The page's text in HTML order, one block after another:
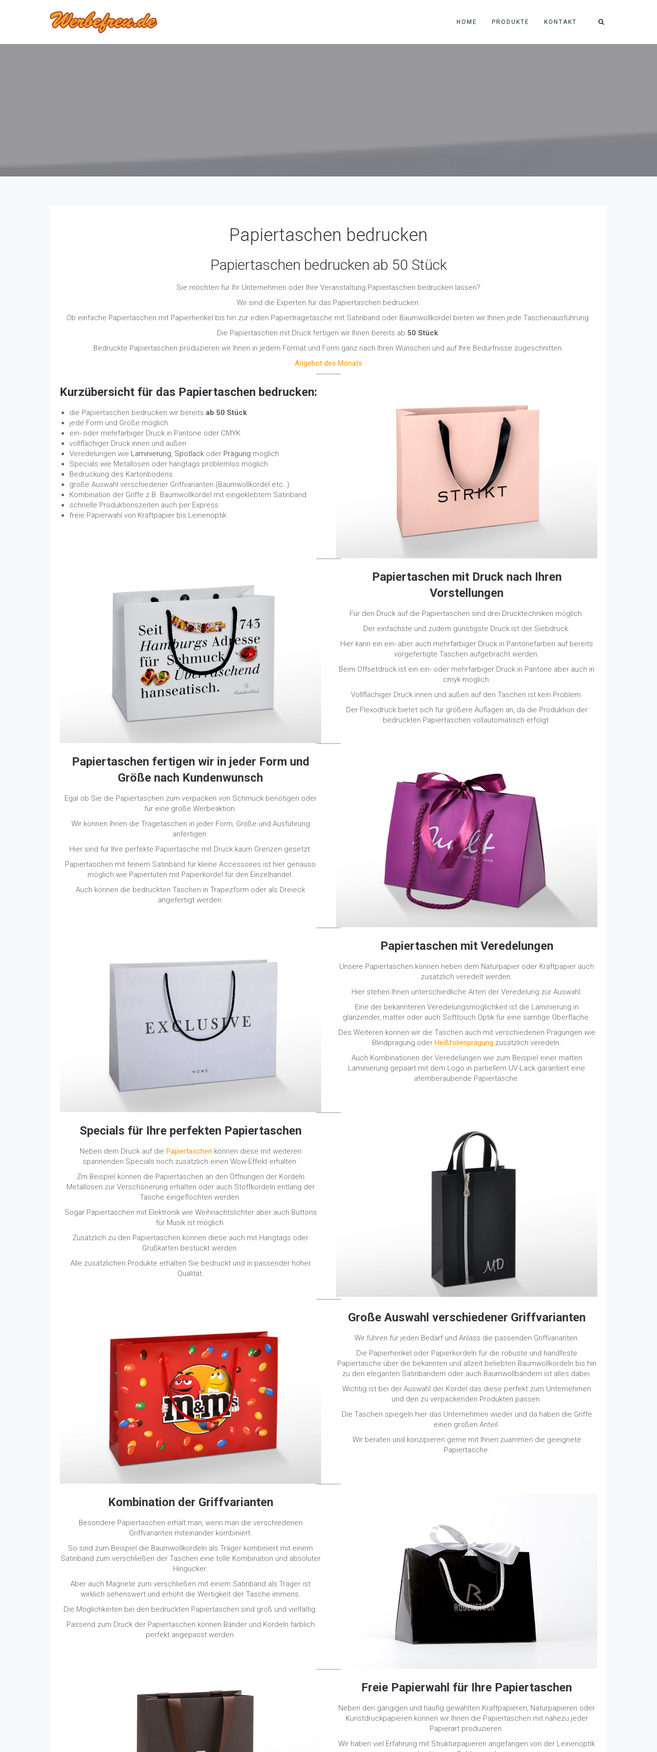
HOME PRODUKTE KONTAKT
Papiertaschen bedrucken
Papiertaschen bedrucken ab 50 Stück
Sie möchten für Ihr Unternehmen oder Ihre Veranstaltung Papiertaschen bedrucken lassen?
Wir sind die Experten für das Papiertaschen bedrucken.
Ob einfache Papiertaschen mit Papierhenkel bis hin zur edlen Papiertragetasche mit Satinband oder Baumwollkordel bieten wir Ihnen jede Taschenausführung.
Die Papiertaschen mit Druck fertigen wir Ihnen bereits ab 50 Stück.
Bedruckte Papiertaschen produzieren wir Ihnen in jedem Format und Form ganz nach Ihren Wünschen und auf Ihre Bedürfnisse zugeschnitten.
Angebot des Monats
Kurzübersicht für das Papiertaschen bedrucken:
die Papiertaschen bedrucken wir bereits ab 50 Stück
jede Form und Größe möglich
ein- oder mehrfarbiger Druck in Pantone oder CMYK
vollflächiger Druck innen und außen
Veredelungen wie Laminierung, Spotlack oder Prägung möglich
Specials wie Metallösen oder hangtags problemlos möglich
Bedruckung des Kartonbodens
große Auswahl verschiedener Griffvarianten (Baumwollkordel etc..)
Kombination der Griffe z.B. Baumwollkordel mit eingeklebtem Satinband
schnelle Produktionszeiten auch per Express
freie Papierwahl von Kraftpapier bis Leinenoptik
Papiertaschen mit Druck nach Ihren
Vorstellungen
Für den Druck auf die Papiertaschen sind drei Drucktechniken möglich.
Der einfachste und zudem günstigste Druck ist der Siebdruck.
Hier kann ein ein- aber auch mehrfarbiger Druck in Pantonefarben auf bereits
vorgefertigte Taschen aufgebracht werden.
Beim Offsetdruck ist ein ein- oder mehrfarbiger Druck in Pantone aber auch in
cmyk möglich.
Vollflächiger Druck innen und außen auf den Taschen ist kein Problem.
Der Flexodruck bietet sich für größere Auflagen an, da die Produktion der
bedruckten Papiertaschen vollautomatisch erfolgt.
Papiertaschen fertigen wir in jeder Form und
Größe nach Kundenwunsch
Egal ob Sie die Papiertaschen zum verpacken von Schmuck benötigen oder
für eine große Werbeaktion.
Wir können Ihnen die Tragetaschen in jeder Form, Größe und Ausführung
anfertigen.
Hier sind für Ihre perfekte Papiertasche mit Druck kaum Grenzen gesetzt.
Papiertaschen mit feinem Satinband für kleine Accessoires ist hier genauso
möglich wie Papiertüten mit Papierkordel für den Einzelhandel.
Auch können die bedruckten Taschen in Trapezform oder als Dreieck
angefertigt werden.
Papiertaschen mit Veredelungen
Unsere Papiertaschen können neben dem Naturpapier oder Kraftpapier auch
zusätzlich veredelt werden.
Hier stehen Ihnen unterschiedliche Arten der Veredelung zur Auswahl.
Eine der bekannteren Veredelungsmöglichkeit ist die Laminierung in
glänzender, matter oder auch Softtouch Optik für eine samtige Oberfläche.
Des Weiteren können wir die Taschen auch mit verschiedenen Prägungen wie
Blindprägung oder Heißfolienprägung zusätzlich veredeln.
Auch Kombinationen der Veredelungen wie zum Beispiel einer matten
Laminierung gepaart mit dem Logo in partiellem UV-Lack garantiert eine
atemberaubende Papiertasche.
Specials für Ihre perfekten Papiertaschen
Neben dem Druck auf die Papiertaschen können diese mit weiteren
spannenden Specials noch zusätzlich einen Wow-Effekt erhalten.
Zm Beispiel können die Papiertaschen an den Öffnungen der Kordeln
Metallösen zur Verschönerung erhalten oder auch Stoffkordeln entlang der
Tasche eingeflochten werden.
Sogar Papiertaschen mit Elektronik wie Weihnachtslichter aber auch Buttons
für Musik ist möglich.
Zusätzlich zu den Papiertaschen können diese auch mit Hangtags oder
Grußkarten bestückt werden.
Alle zusätzlichen Produkte erhalten Sie bedruckt und in passender hoher
Qualität.
Große Auswahl verschiedener Griffvarianten
Wir führen für jeden Bedarf und Anlass die passenden Griffvarianten.
Die Papierhenkel oder Papierkordeln für die robuste und handfeste
Papiertasche über die bekannten und allzeit beliebten Baumwollkordeln bis hin
zu den eleganten Satinbändern oder auch Baumwollbändern ist alles dabei.
Wichtig ist bei der Auswahl der Kordel das diese perfekt zum Unternehmen
und den zu verpackenden Produkten passen.
Die Taschen spiegeln hier das Unternehmen wieder und da haben die Griffe
einen großen Anteil.
Wir beraten und konzipieren gerne mit Ihnen zuammen die geeignete
Papiertasche.
Kombination der Griffvarianten
Besondere Papiertaschen erhält man, wenn man die verschiedenen
Griffvarianten miteinander kombiniert.
So sind zum Beispiel die Baumwollkordeln als Träger kombiniert mit einem
Satinband zum verschließen der Taschen eine tolle Kombination und absoluter
Hingucker.
Aber auch Magnete zum verschließen mit einem Satinband als Träger ist
wirklich sehenswert und erhöht die Wertigkeit der Tasche immens.
Die Möglichkeiten bei den bedruckten Papiertaschen sind groß und vielfältig.
Passend zum Druck der Papiertaschen können Bänder und Kordeln farblich
perfekt angepasst werden.
Freie Papierwahl für Ihre Papiertaschen
Neben den gängigen und häufig gewählten Kraftpapieren, Naturpapieren oder
Kunstdruckpapieren können wir Ihnen die Papiertaschen mit nahezu jeder
Papierart produzieren.
Wir haben viel Erfahrung mit Strukturpapieren angefangen von der Leinenoptik